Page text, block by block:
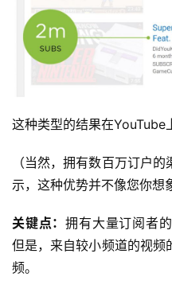
例
拆
解
盘
C
l
u
b
干
货
精
这种类型的结果在YouTube
（当然，拥有数百万订户
示，这种优势并不像您你想
关键点：拥有大量订阅者
但是，来自较小频道的视频
频。